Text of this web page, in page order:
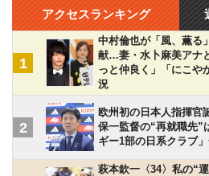
アクセスランキング
1
中村倫也が「風、薫る
献…妻・水卜麻美アナ
っと仲良く」「にこや
況
2
欧州初の日本人指揮官
保一監督の“再就職先”
ギー1部の日系クラブ
萩本欽一〈34〉私の“